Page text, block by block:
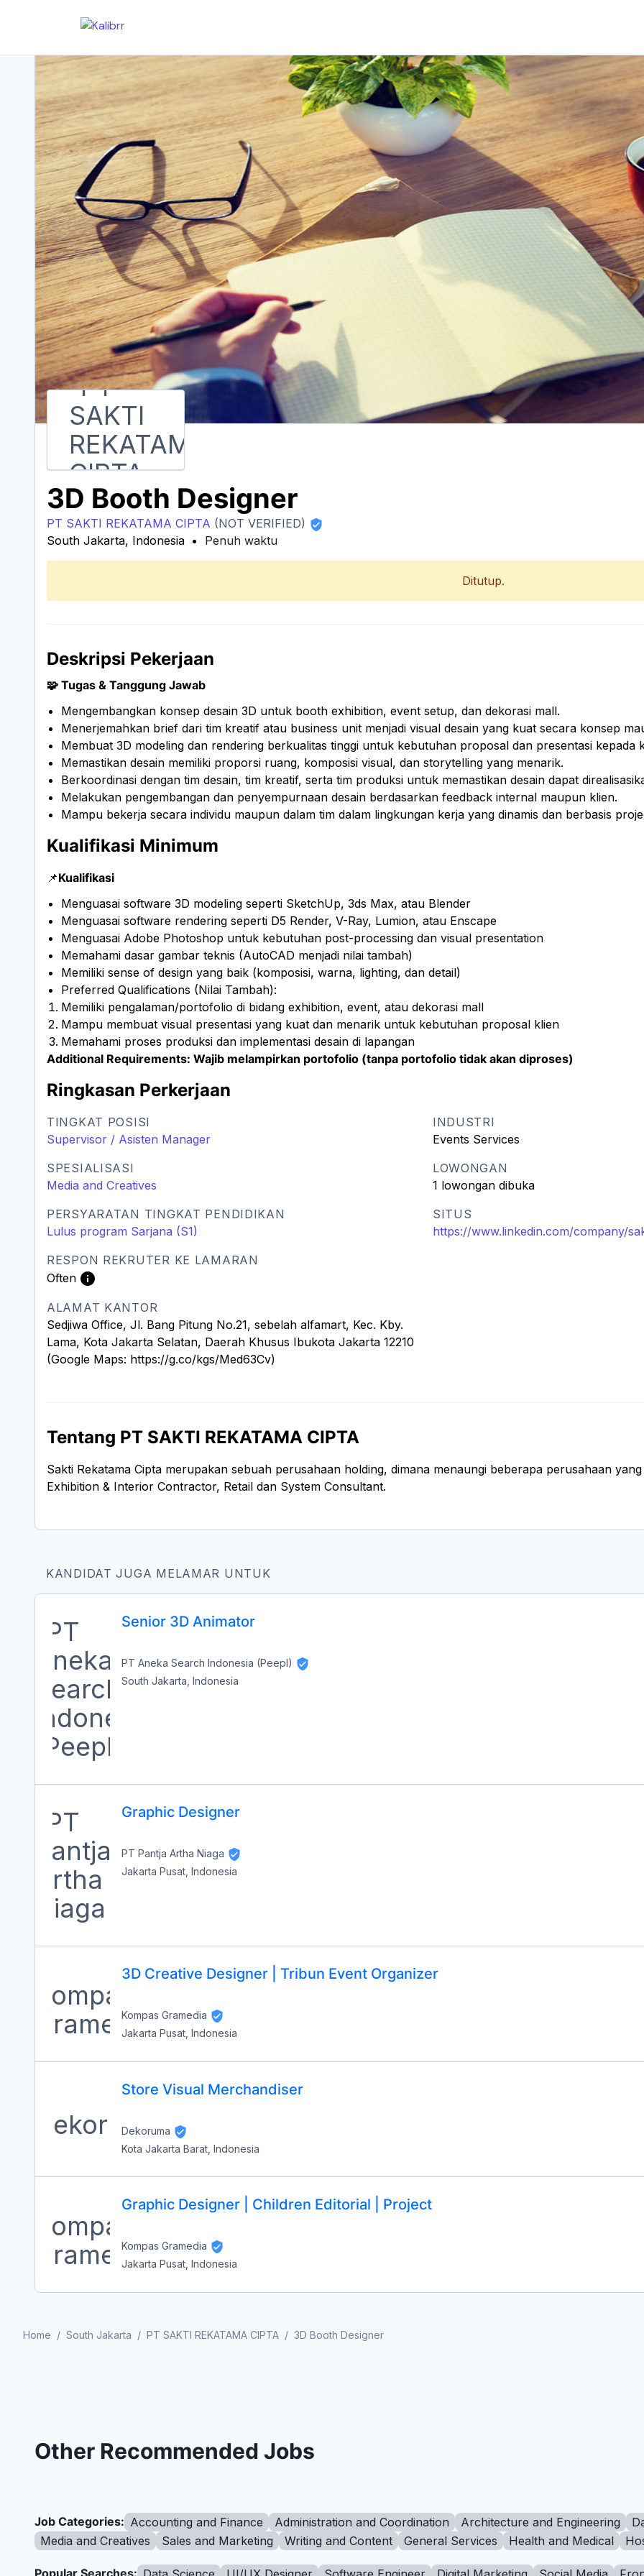
3D Booth Designer
PT SAKTI REKATAMA CIPTA (NOT VERIFIED)
South Jakarta, Indonesia
Penuh waktu
Ditutup.
Deskripsi Pekerjaan
🧩 Tugas & Tanggung Jawab
Mengembangkan konsep desain 3D untuk booth exhibition, event setup, dan dekorasi mall.
Menerjemahkan brief dari tim kreatif atau business unit menjadi visual desain yang kuat secara konsep
Membuat 3D modeling dan rendering berkualitas tinggi untuk kebutuhan proposal dan presentasi kepada
Memastikan desain memiliki proporsi ruang, komposisi visual, dan storytelling yang menarik.
Berkoordinasi dengan tim desain, tim kreatif, serta tim produksi untuk memastikan desain dapat
Melakukan pengembangan dan penyempurnaan desain berdasarkan feedback internal maupun klien.
Mampu bekerja secara individu maupun dalam tim dalam lingkungan kerja yang dinamis dan berbasis
Kualifikasi Minimum
📌Kualifikasi
Menguasai software 3D modeling seperti SketchUp, 3ds Max, atau Blender
Menguasai software rendering seperti D5 Render, V-Ray, Lumion, atau Enscape
Menguasai Adobe Photoshop untuk kebutuhan post-processing dan visual presentation
Memahami dasar gambar teknis (AutoCAD menjadi nilai tambah)
Memiliki sense of design yang baik (komposisi, warna, lighting, dan detail)
Preferred Qualifications (Nilai Tambah):
Memiliki pengalaman/portofolio di bidang exhibition, event, atau dekorasi mall
Mampu membuat visual presentasi yang kuat dan menarik untuk kebutuhan proposal klien
Memahami proses produksi dan implementasi desain di lapangan
Additional Requirements: Wajib melampirkan portofolio (tanpa portofolio tidak akan diproses)
Ringkasan Perkerjaan
TINGKAT POSISI
Supervisor / Asisten Manager
SPESIALISASI
Media and Creatives
PERSYARATAN TINGKAT PENDIDIKAN
Lulus program Sarjana (S1)
RESPON REKRUTER KE LAMARAN
Often
ALAMAT KANTOR
Sedjiwa Office, Jl. Bang Pitung No.21, sebelah alfamart, Kec. Kby.
Lama, Kota Jakarta Selatan, Daerah Khusus Ibukota Jakarta 12210
(Google Maps: https://g.co/kgs/Med63Cv)
INDUSTRI
Events Services
LOWONGAN
1 lowongan dibuka
SITUS
https://www.linkedin.com/company/
Tentang PT SAKTI REKATAMA CIPTA
Sakti Rekatama Cipta merupakan sebuah perusahaan holding, dimana menaungi beberapa perusahaan
Exhibition & Interior Contractor, Retail dan System Consultant.
KANDIDAT JUGA MELAMAR UNTUK
Senior 3D Animator
PT Aneka Search Indonesia (Peepl)
South Jakarta, Indonesia
Graphic Designer
PT Pantja Artha Niaga
Jakarta Pusat, Indonesia
3D Creative Designer | Tribun Event Organizer
Kompas Gramedia
Jakarta Pusat, Indonesia
Store Visual Merchandiser
Dekoruma
Kota Jakarta Barat, Indonesia
Graphic Designer | Children Editorial | Project
Kompas Gramedia
Jakarta Pusat, Indonesia
Home / South Jakarta / PT SAKTI REKATAMA CIPTA / 3D Booth Designer
Other Recommended Jobs
Job Categories: Accounting and Finance Administration and Coordination Architecture and Engineering
Media and Creatives
Sales and Marketing Writing and Content General Services Health and Medical
Popular Searches: